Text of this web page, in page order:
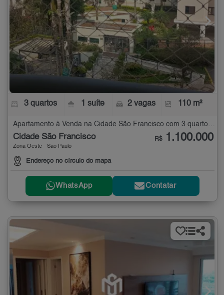
3 quartos 1 suíte 2 vagas 110 m²
Cidade São Francisco
Zona Oeste - São Paulo
Endereço no círculo do mapa
R$ 1.100.000
WhatsApp Contatar